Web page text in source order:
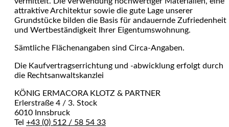
attraktive Architektur sowie die gute Lage unserer
Grundstücke bilden die Basis für andauernde Zufriedenheit
und Wertbeständigkeit Ihrer Eigentumswohnung.
Sämtliche Flächenangaben sind Circa-Angaben.
Die Kaufvertragserrichtung und -abwicklung erfolgt durch
die Rechtsanwaltskanzlei
KÖNIG ERMACORA KLOTZ & PARTNER
Erlerstraße 4 / 3. Stock
6010 Innsbruck
Tel +43 (0) 512 / 58 54 33